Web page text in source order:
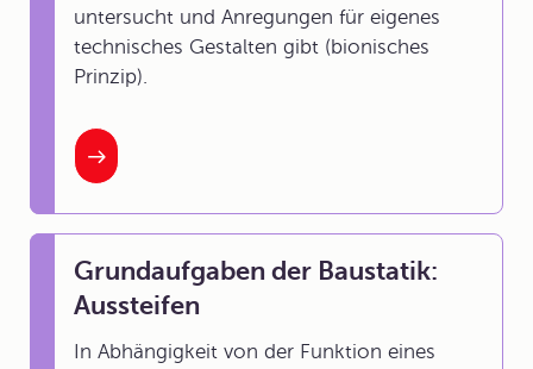
untersucht und Anregungen für eigenes
technisches Gestalten gibt (bionisches
Prinzip).
Grundaufgaben der Baustatik:
Aussteifen
In Abhängigkeit von der Funktion eines